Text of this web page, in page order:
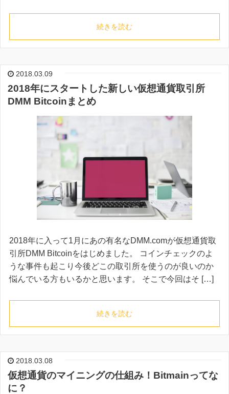
続きを読む
2018.03.09
2018年にスタートした新しい仮想通貨取引所
DMM Bitcoinまとめ
2018年に入って1月にあの有名なDMM.comが仮想通貨取
引所DMM Bitcoinをはじめました。 コインチェックのよ
うな事件も起こり今後どこの取引所を使うのが良いのか
悩んでいる方もいるかと思います。 そこで今回はそ […]
続きを読む
2018.03.08
仮想通貨のマイニングの仕組み！Bitmainってな
に？